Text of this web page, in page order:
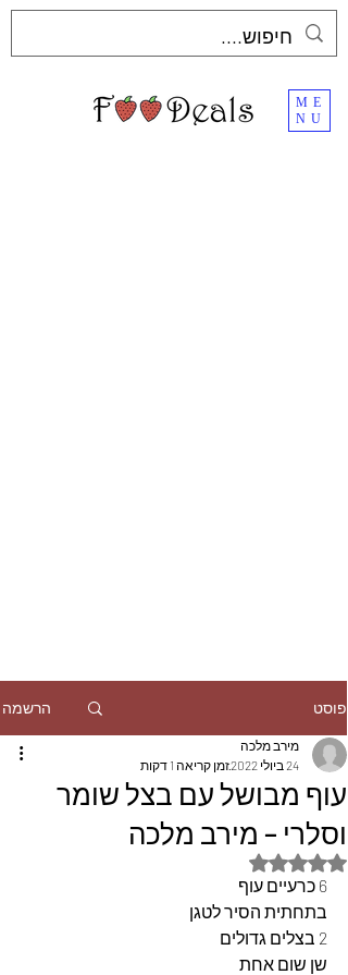
ME
NU
פוסט הרשמה
עוף מבושל עם בצל שומר
וסלרי – מירב מלכה
מירב מלכה
24 ביולי 2022
זמן קריאה 1 דקות
דירוג של NaN מתוך 5 כוכבים
6 כרעיים עוף
בתחתית הסיר לטגן
2 בצלים גדולים
שן שום אחת